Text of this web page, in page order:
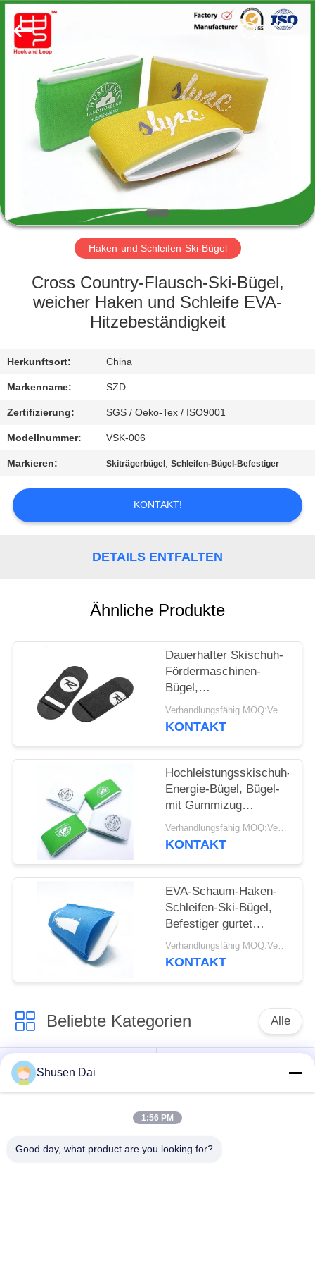
HAUSE
PRODUKTE
UNS
WERKSBESICHTIGUNG
QUALITÄTSKONTROLLE
MIT
UNS
NEUIGKEITEN
ANGEBOT
DATENSCHUTZRICHTLINIE
Loop
Haken-und Schleifen-Ski-Bügel
Cross Country-Flausch-Ski-Bügel,
weicher Haken und Schleife EVA-
Hitzebeständigkeit
Herkunftsort: China
Markenname: SZD
Zertifizierung: SGS / Oeko-Tex / ISO9001
Modellnummer: VSK-006
Markieren: Skiträgerbügel ,Schleifen-Bügel-Befestiger
KONTAKT!
DETAILS ENTFALTEN
Ähnliche Produkte
Dauerhafter Skischuh-
Fördermaschinen-
Bügel,
Gebirgselastischer
Haken und Schleifen-
Verhandlungsfähig MOQ:Verhandelbar
KONTAKT
Hochleistungsskischuh-
Energie-Bügel, Bügel-
mit Gummizug
Extragröße
Verhandlungsfähig MOQ:Verhandelbar
KONTAKT
EVA-Schaum-Haken-
Schleifen-Ski-Bügel,
Befestiger gurtet
Leichtgewichtler
Verhandlungsfähig MOQ:Verhandelbar
KONTAKT
Beliebte Kategorien Alle
Haken und
Schleifenband
Schleifen-Band
Kundenspezifische
Haken-und Schleifen-
Shusen Dai
1:56 PM
Good day, what product are you looking for?